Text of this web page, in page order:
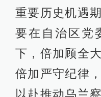
重要历史机遇
要在自治区党
下，倍加顾全
倍加严守纪律
以赴推动乌兰